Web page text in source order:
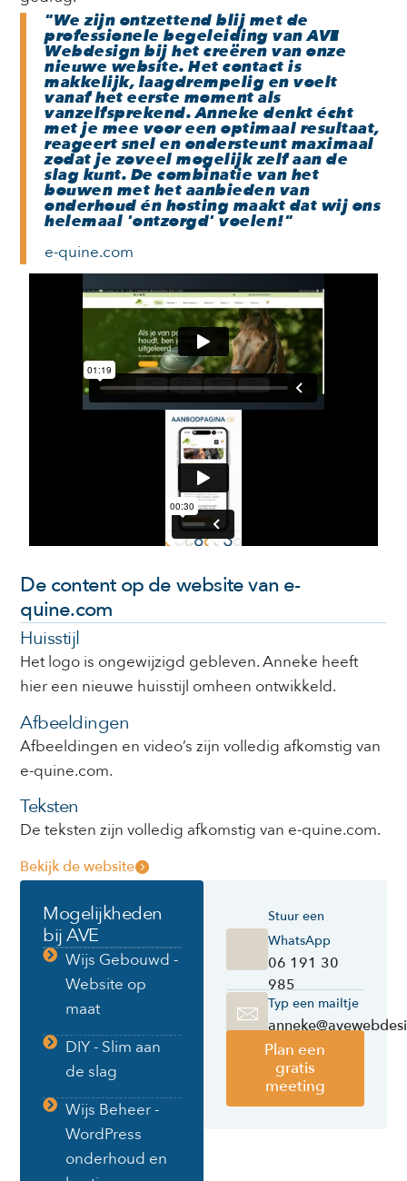
"We zijn ontzettend blij met de
professionele begeleiding van AVE
Webdesign bij het creëren van onze
nieuwe website. Het contact is
makkelijk, laagdrempelig en voelt
vanaf het eerste moment als
vanzelfsprekend. Anneke denkt écht
met je mee voor een optimaal resultaat,
reageert snel en ondersteunt maximaal
zodat je zoveel mogelijk zelf aan de
slag kunt. De combinatie van het
bouwen met het aanbieden van
onderhoud én hosting maakt dat wij ons
helemaal 'ontzorgd' voelen!"
e-quine.com
De content op de website van e-
quine.com
Huisstijl
Het logo is ongewijzigd gebleven. Anneke heeft
hier een nieuwe huisstijl omheen ontwikkeld.
Afbeeldingen
Afbeeldingen en video’s zijn volledig afkomstig van
e-quine.com.
Teksten
De teksten zijn volledig afkomstig van e-quine.com.
Bekijk de website
Mogelijkheden
bij AVE
Wijs Gebouwd -
Website op
maat
DIY - Slim aan
de slag
Wijs Beheer -
WordPress
onderhoud en
Stuur een
WhatsApp
06 191 30
985
Typ een mailtje
Plan een
gratis
meeting